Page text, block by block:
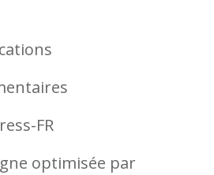
FR
optimisée par